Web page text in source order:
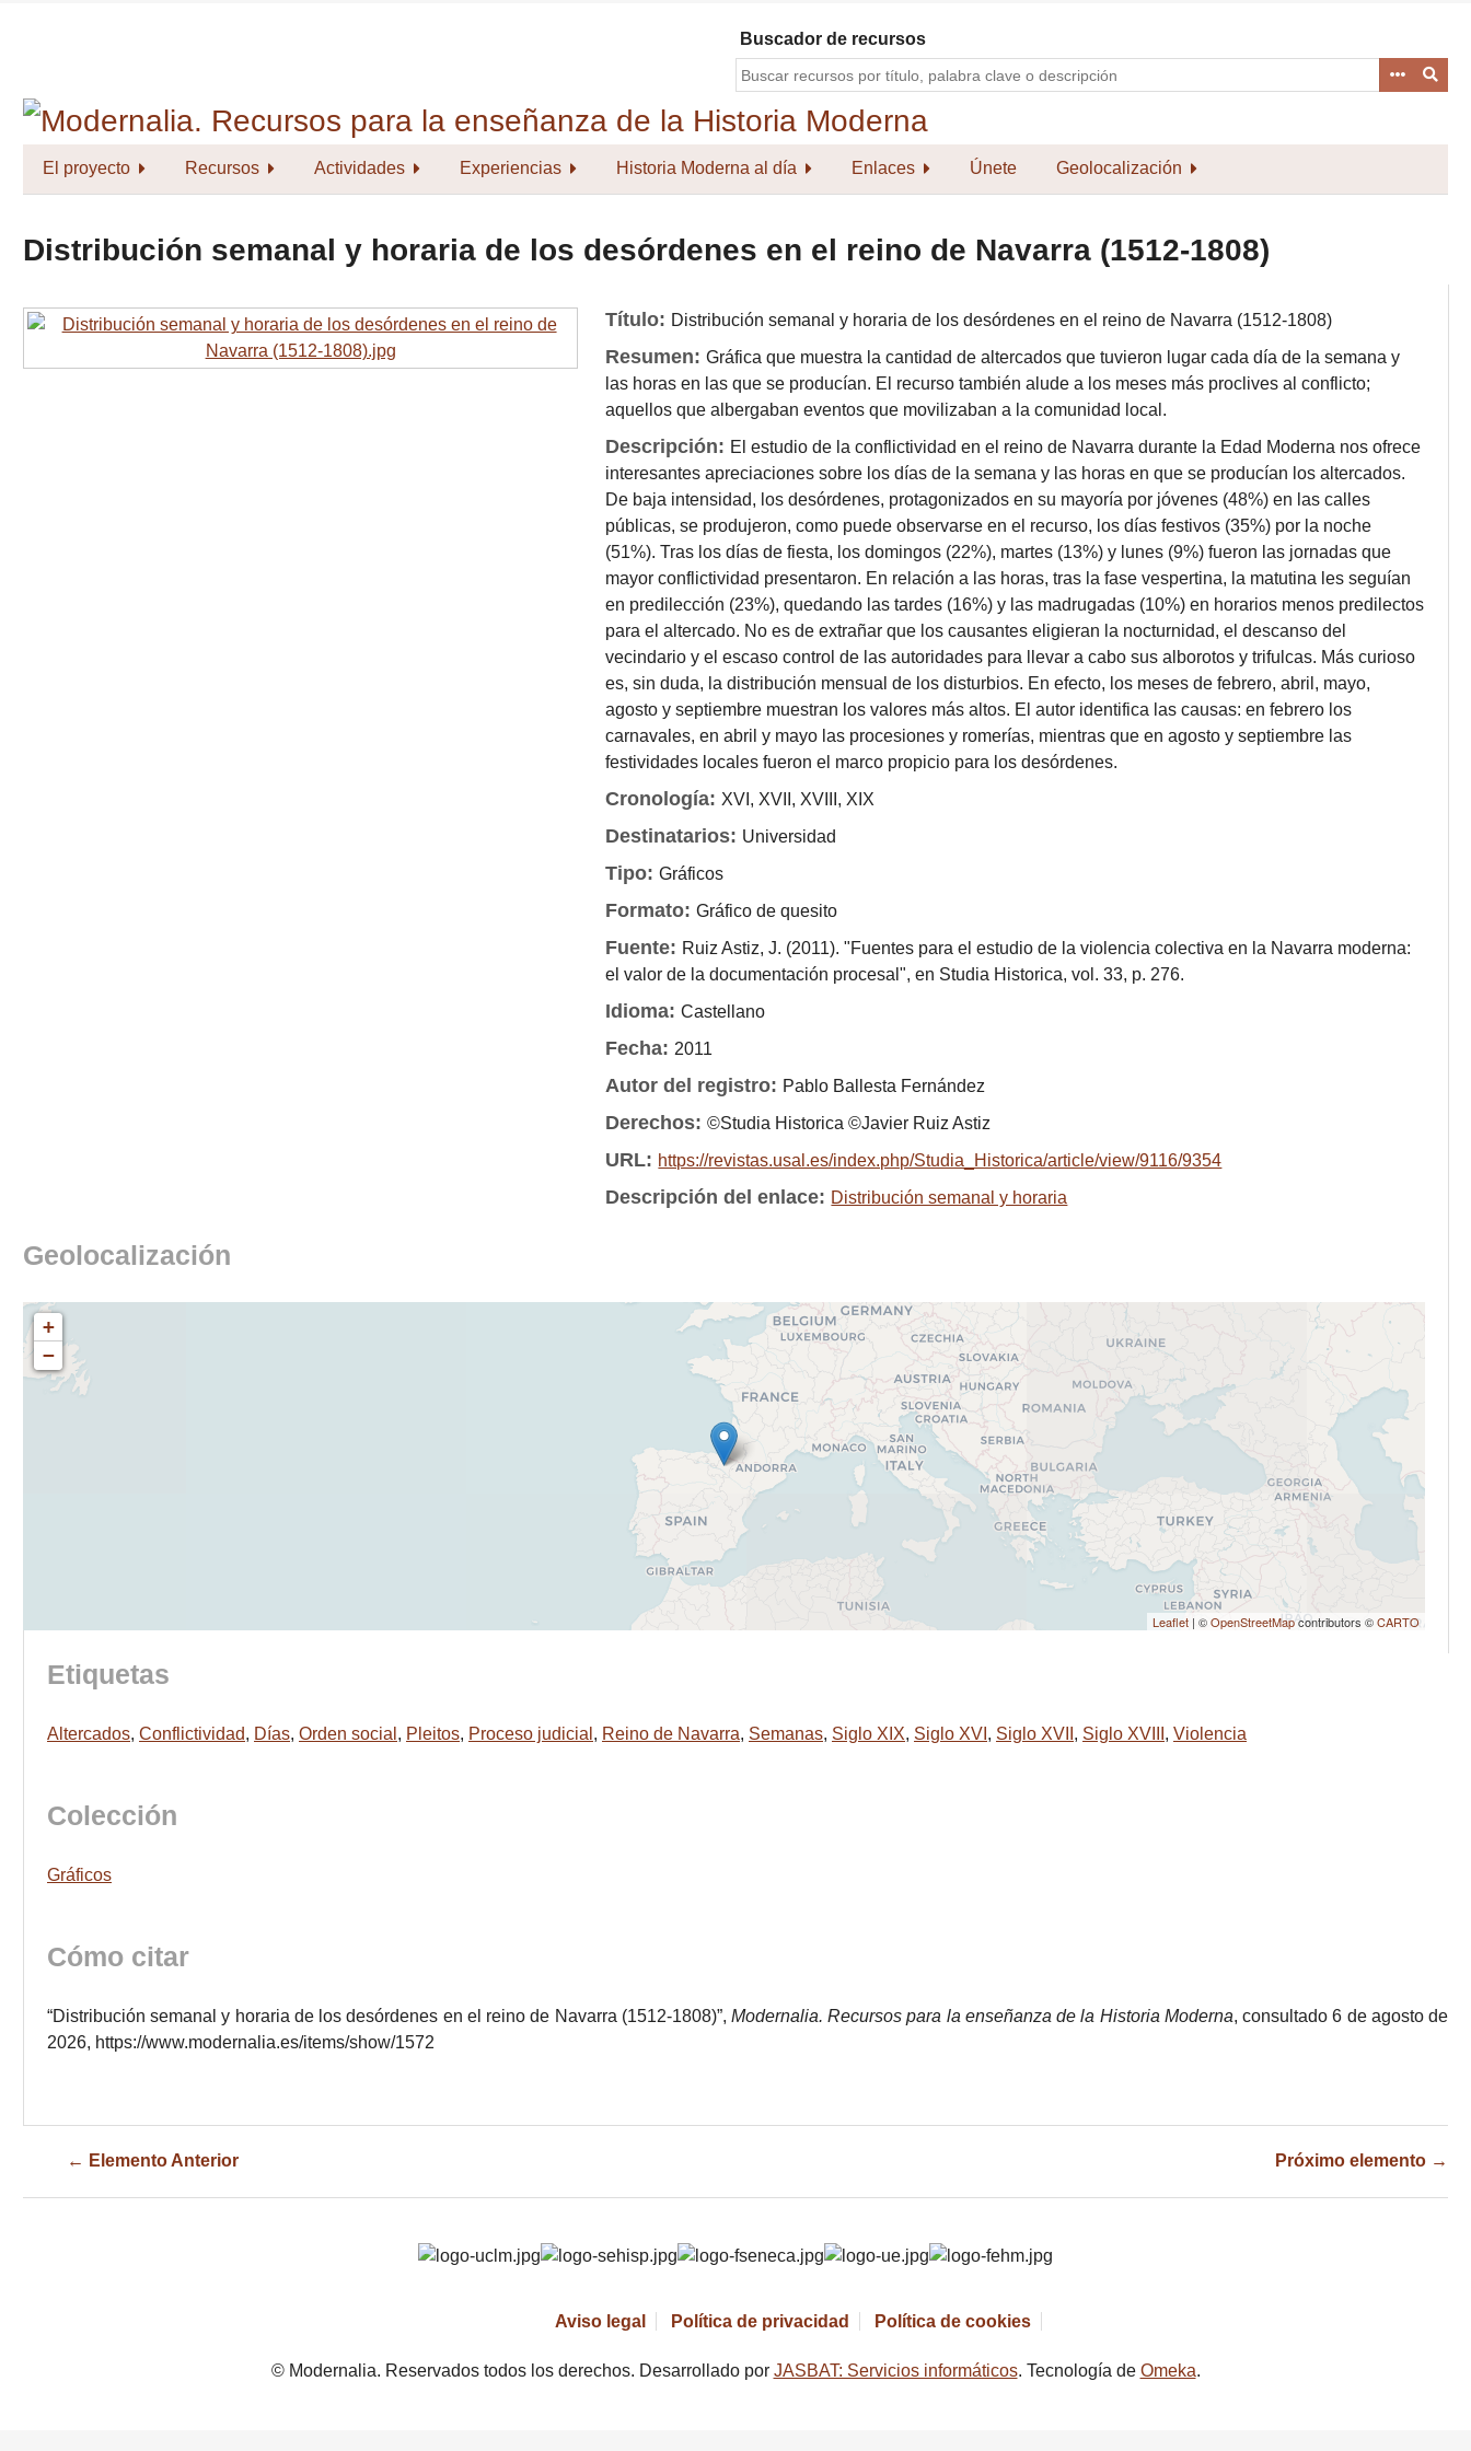
Buscador de recursos
El proyecto Recursos Actividades Experiencias Historia Moderna al día Enlaces Únete Geolocalización
Distribución semanal y horaria de los desórdenes en el reino de Navarra (1512-1808)
Título: Distribución semanal y horaria de los desórdenes en el reino de Navarra (1512-1808)
Resumen:Gráfica que muestra la cantidad de altercados que tuvieron lugar cada día de la semana y
las horas en las que se producían. El recurso también alude a los meses más proclives al conflicto;
aquellos que albergaban eventos que movilizaban a la comunidad local.
Descripción: El estudio de la conflictividad en el reino de Navarra durante la Edad Moderna nos ofrece
interesantes apreciaciones sobre los días de la semana y las horas en que se producían los altercados.
De baja intensidad, los desórdenes, protagonizados en su mayoría por jóvenes (48%) en las calles
públicas, se produjeron, como puede observarse en el recurso, los días festivos (35%) por la noche
(51%). Tras los días de fiesta, los domingos (22%), martes (13%) y lunes (9%) fueron las jornadas que
mayor conflictividad presentaron. En relación a las horas, tras la fase vespertina, la matutina les seguían
en predilección (23%), quedando las tardes (16%) y las madrugadas (10%) en horarios menos predilectos
para el altercado. No es de extrañar que los causantes eligieran la nocturnidad, el descanso del
vecindario y el escaso control de las autoridades para llevar a cabo sus alborotos y trifulcas. Más curioso
es, sin duda, la distribución mensual de los disturbios. En efecto, los meses de febrero, abril, mayo,
agosto y septiembre muestran los valores más altos. El autor identifica las causas: en febrero los
carnavales, en abril y mayo las procesiones y romerías, mientras que en agosto y septiembre las
festividades locales fueron el marco propicio para los desórdenes.
Cronología: XVI, XVII, XVIII, XIX
Destinatarios: Universidad
Tipo:Gráficos
Formato:Gráfico de quesito
Fuente: Ruiz Astiz, J. (2011). "Fuentes para el estudio de la violencia colectiva en la Navarra moderna:
el valor de la documentación procesal", en Studia Historica, vol. 33, p. 276.
Idioma:Castellano
Fecha: 2011
Autor del registro: Pablo Ballesta Fernández
Derechos:©Studia Historica ©Javier Ruiz Astiz
URL: https://revistas.usal.es/index.php/Studia_Historica/article/view/9116/9354
Descripción del enlace: Distribución semanal y horaria
Geolocalización
+
−
Leaflet | ©OpenStreetMapcontributors ©CARTO
Etiquetas
Altercados, Conflictividad, Días, Orden social , Pleitos, Proceso judicial , Reino de Navarra, Semanas, Siglo XIX, Siglo XVI , Siglo XVII , Siglo XVIII , Violencia
Colección
Gráficos
Cómo citar
“Distribución semanal y horaria de los desórdenes en el reino de Navarra (1512-1808)”, Modernalia. Recursos para la enseñanza de la Historia Moderna, consultado 6 de agosto de
2026, https://www.modernalia.es/items/show/1572
← Elemento Anterior Próximo elemento →
Aviso legal Política de privacidad Política de cookies
© Modernalia. Reservados todos los derechos. Desarrollado por JASBAT: Servicios informáticos. Tecnología de Omeka.